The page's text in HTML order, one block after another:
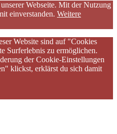
Webseite. Mit der Nutzung
einverstanden. Weitere
Website sind auf "Cookies
Surferlebnis zu ermöglichen.
der Cookie-Einstellungen
klickst, erklärst du sich damit